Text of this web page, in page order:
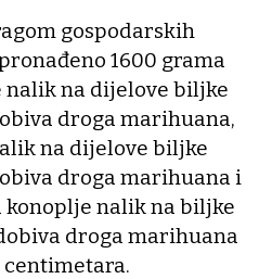
gospodarskih
1600 grama
na dijelove biljke
droga marihuana,
na dijelove biljke
droga marihuana i
konoplje nalik na biljke
droga marihuana
centimetara.